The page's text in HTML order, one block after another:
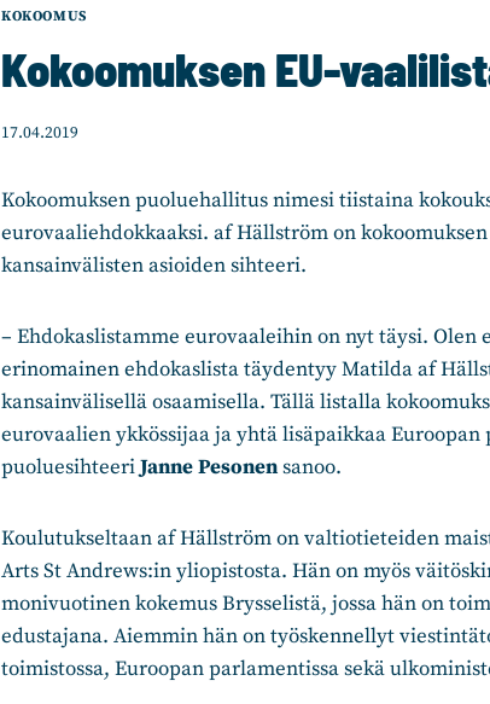
KOKOOMUS
Kokoomuksen EU-
17.04.2019
Kokoomuksen puoluehallitus nimesi tiistaina
eurovaaliehdokkaaksi. af Hällström on
kansainvälisten asioiden sihteeri.
– Ehdokaslistamme eurovaaleihin on nyt täysi.
erinomainen ehdokaslista täydentyy Matilda af
kansainvälisellä osaamisella. Tällä listalla
eurovaalien ykkössijaa ja yhtä lisäpaikkaa
puoluesihteeriJanne Pesonensanoo.
Koulutukseltaan af Hällström on valtiotieteiden
Arts St Andrews:in yliopistosta. Hän on myös
monivuotinen kokemus Brysselistä, jossa hän on
edustajana. Aiemmin hän on työskennellyt
toimistossa, Euroopan parlamentissa sekä